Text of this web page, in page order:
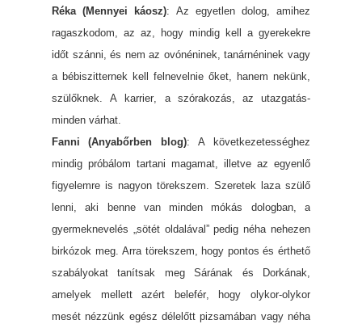
Réka (Mennyei káosz): Az egyetlen dolog, amihez
ragaszkodom, az az, hogy mindig kell a gyerekekre
időt szánni, és nem az ovónéninek, tanárnéninek vagy
a bébiszitternek kell felnevelnie őket, hanem nekünk,
szülőknek. A karrier, a szórakozás, az utazgatás-
minden várhat.
Fanni (Anyabőrben blog): A következetességhez
mindig próbálom tartani magamat, illetve az egyenlő
figyelemre is nagyon törekszem. Szeretek laza szülő
lenni, aki benne van minden mókás dologban, a
gyermeknevelés „sötét oldalával” pedig néha nehezen
birkózok meg. Arra törekszem, hogy pontos és érthető
szabályokat tanítsak meg Sárának és Dorkának,
amelyek mellett azért belefér, hogy olykor-olykor
mesét nézzünk egész délelőtt pizsamában vagy néha